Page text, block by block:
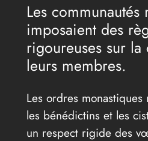
Les communautés
imposaient des
rigoureuses sur la
leurs membres.
Les ordres
les bénédictins et les
un respect rigide des